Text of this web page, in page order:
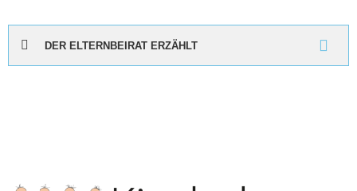
DER ELTERNBEIRAT ERZÄHLT